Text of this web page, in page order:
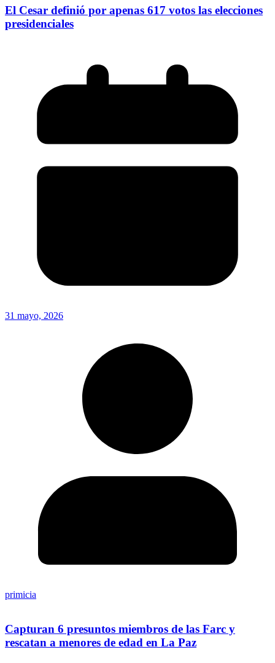
El Cesar definió por apenas 617 votos las elecciones
presidenciales
31 mayo, 2026
primicia
Capturan 6 presuntos miembros de las Farc y
rescatan a menores de edad en La Paz